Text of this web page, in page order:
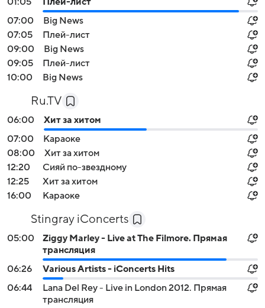
07:00
Big News
07:05
Плей-лист
09:00
Big News
09:05
Плей-лист
10:00
Big News
Ru.TV
06:00
Хит за хитом
07:00
Караоке
08:00
Хит за хитом
12:20
Сияй по-звездному
12:25
Хит за хитом
16:00
Караоке
Stingray iConcerts
05:00
Ziggy Marley - Live at The Filmore. Прямая
трансляция
06:26
Various Artists - iConcerts Hits
06:44
Lana Del Rey - Live in London 2012. Прямая
трансляция